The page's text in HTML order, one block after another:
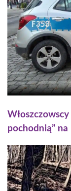
pochodnią”